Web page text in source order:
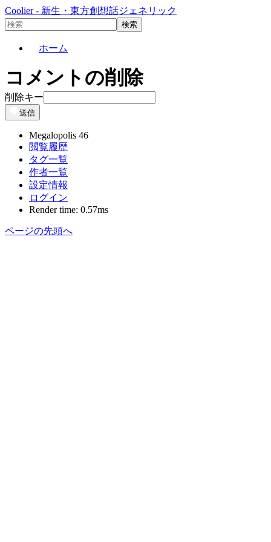
Coolier - 新生・東方創想話ジェネリック
ホーム
コメントの削除
削除キー
送信
Megalopolis 46
閲覧履歴
タグ一覧
作者一覧
設定情報
ログイン
Render time: 0.57ms
ページの先頭へ